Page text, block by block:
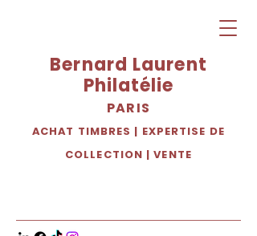
Bernard Laurent
Philatélie
PARIS
ACHAT TIMBRES | EXPERTISE DE
COLLECTION | VENTE